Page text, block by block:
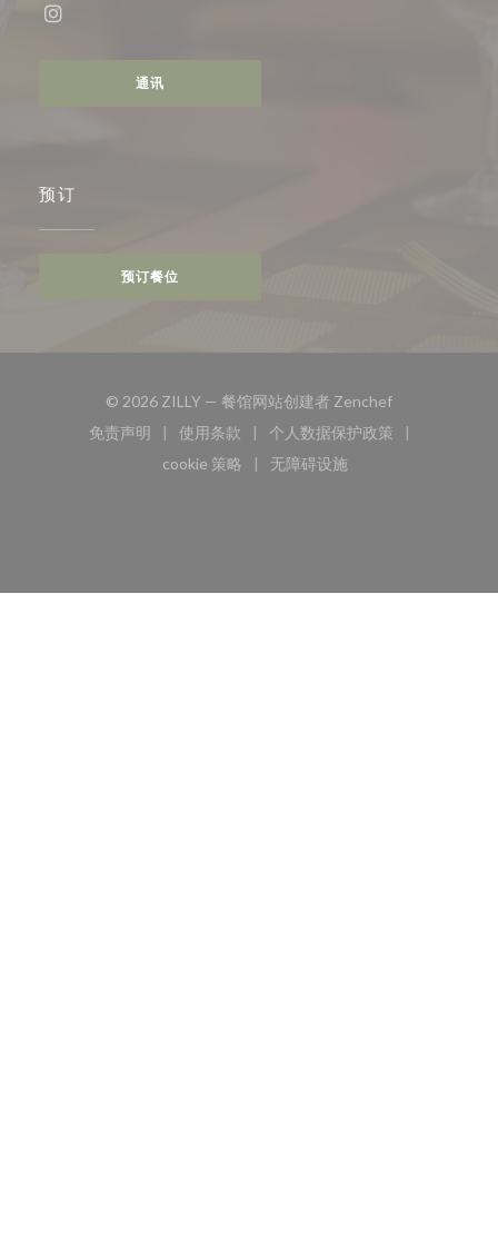
通讯
预订
预订餐位
© 2026 ZILLY — 餐馆网站创建者 Zenchef((在新窗口中打
免责声明
((在新窗口中打开))
使用条款
((在新窗口中打开))
个人数据保护政策
((在新窗口中打开))
cookie 策略
((在新窗口中打开))
无障碍设施
((在新窗口中打开))